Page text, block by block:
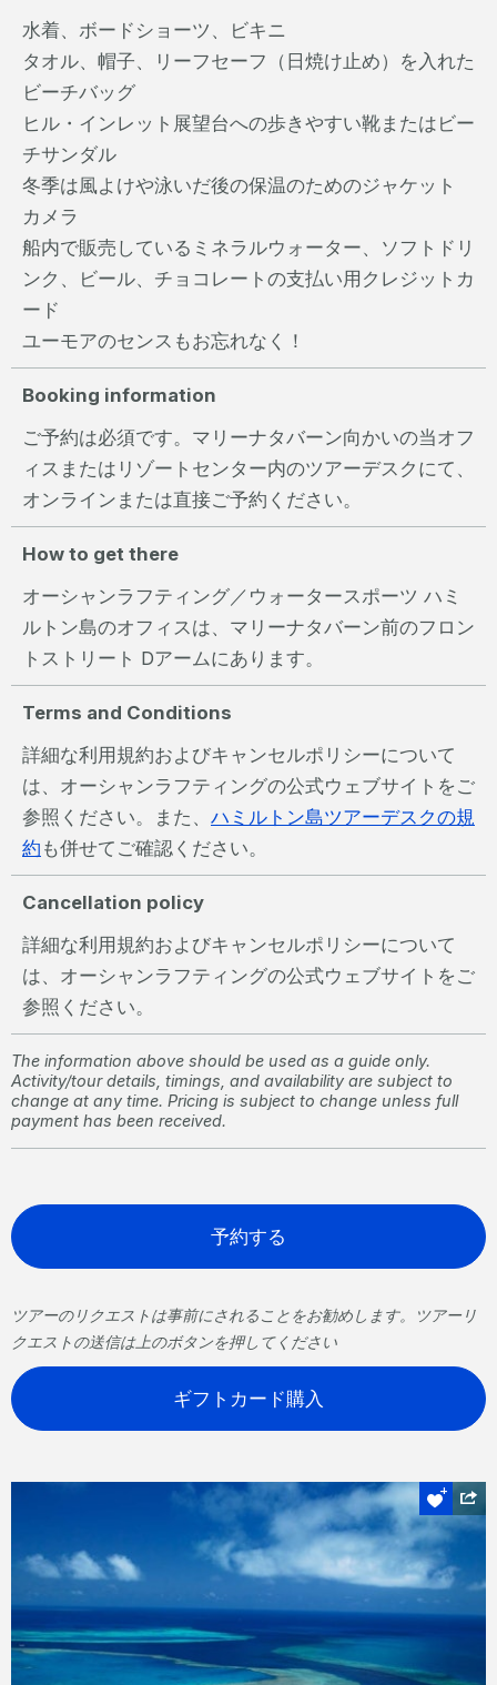
水着、ボードショーツ、ビキニ
タオル、帽子、リーフセーフ（日焼け止め）を入れた
ビーチバッグ
ヒル・インレット展望台への歩きやすい靴またはビー
チサンダル
冬季は風よけや泳いだ後の保温のためのジャケット
カメラ
船内で販売しているミネラルウォーター、ソフトドリ
ンク、ビール、チョコレートの支払い用クレジットカ
ード
ユーモアのセンスもお忘れなく！
Booking information
ご予約は必須です。マリーナタバーン向かいの当オフ
ィスまたはリゾートセンター内のツアーデスクにて、
オンラインまたは直接ご予約ください。
How to get there
オーシャンラフティング／ウォータースポーツ ハミ
ルトン島のオフィスは、マリーナタバーン前のフロン
トストリート Dアームにあります。
Terms and Conditions
詳細な利用規約およびキャンセルポリシーについて
は、オーシャンラフティングの公式ウェブサイトをご
参照ください。また、 ハミルトン島ツアーデスクの規
約 も併せてご確認ください。
Cancellation policy
詳細な利用規約およびキャンセルポリシーについて
は、オーシャンラフティングの公式ウェブサイトをご
参照ください。
The information above should be used as a guide only.
Activity/tour details, timings, and availability are subject to
change at any time. Pricing is subject to change unless full
payment has been received.
予約する
ツアーのリクエストは事前にされることをお勧めします。ツアーリ
クエストの送信は上のボタンを押してください
ギフトカード購入